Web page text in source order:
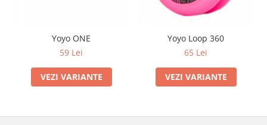
Yoyo ONE
59 Lei
VEZI VARIANTE
Yoyo Loop 360
65 Lei
VEZI VARIANTE